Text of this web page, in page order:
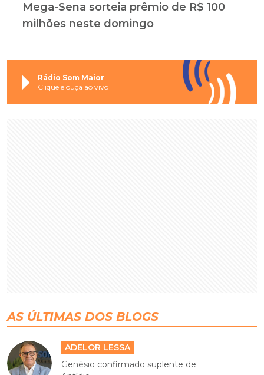
Mega-Sena sorteia prêmio de R$ 100
milhões neste domingo
Rádio Som Maior
Clique e ouça ao vivo
AS ÚLTIMAS DOS BLOGS
ADELOR LESSA
Genésio confirmado suplente de